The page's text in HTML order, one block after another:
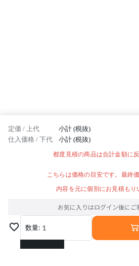
定価 / 上代 小計 (税抜)
仕入価格 / 下代 小計 (税抜)
都度見積の商品は合計金額に
こちらは価格の目安です。最終
内容を元に個別にお見積もり
お気に入りはログイン後にご
数量: 1
1